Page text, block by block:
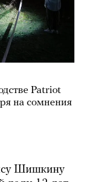
Patriot
на сомнения
Шишкину